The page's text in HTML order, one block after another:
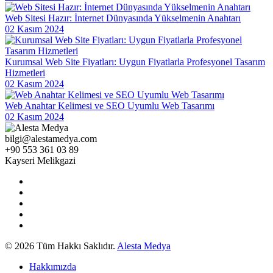
Moda Sektöründe Logo Tasarımının Önemi ve Etkisi
Katlanabilir Grafikler: Web Tasarımında Yenilikçi Bir Yaklaşım
SEO Dönüşüm Oranı Optimizasyonu Nedir ve Neden Önemlidir?
Dijital Pazarlama ve Web Tasarım: Markanızı Dijital Dünyada Öne
Çıkarmanın Gücü
Dijital Çağda Markanızı Parlatın: Web Tasarımı ve Dijital
Pazarlamanın Sihirli Dokunuşu
SEO Optimizasyonu Nedir ve Neden Önemlidir?
SSL Sertifikası Entegrasyonu: Web Güvenliğinin Önemli Adımı
Artırmanın Yolları
Alesta Medya: Web Tasarım Portföyü ve Profesyonel Çözümler
Sağlık Sektörü İçin Logo Tasarımının Önemi ve İpuçları
Oyun Motoru Nedir ve Nasıl Çalışır?
SEO Mobil Hız Testi: Web Sitelerinizin Performansını Artırın
Web Sitesi Hazır: İnternet Dünyasında Yükselmenin Anahtarı
02 Kasım 2024
Kurumsal Web Site Fiyatları: Uygun Fiyatlarla Profesyonel Tasarım
Hizmetleri
02 Kasım 2024
Web Anahtar Kelimesi ve SEO Uyumlu Web Tasarımı
02 Kasım 2024
bilgi@alestamedya.com
+90 553 361 03 89
Kayseri Melikgazi
© 2026 Tüm Hakkı Saklıdır. Alesta Medya
Hakkımızda